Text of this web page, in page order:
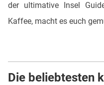
der ultimative Insel
Kaffee, macht es euch
Die beliebtesten